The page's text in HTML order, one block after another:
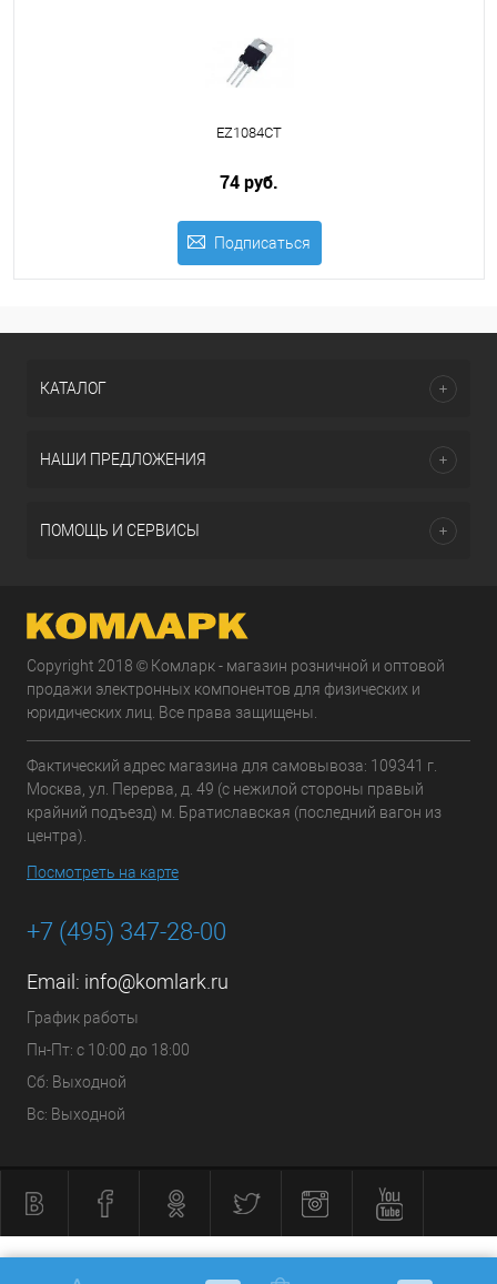
EZ1084CT
74 руб.
Подписаться
КАТАЛОГ
НАШИ ПРЕДЛОЖЕНИЯ
ПОМОЩЬ И СЕРВИСЫ
Copyright 2018 © Комларк - магазин розничной и оптовой
продажи электронных компонентов для физических и
юридических лиц. Все права защищены.
Фактический адрес магазина для самовывоза: 109341 г.
Москва, ул. Перерва, д. 49 (с нежилой стороны правый
крайний подъезд) м. Братиславская (последний вагон из
центра).
Посмотреть на карте
+7 (495) 347-28-00
Email: info@komlark.ru
График работы
Пн-Пт: с 10:00 до 18:00
Сб: Выходной
Вс: Выходной